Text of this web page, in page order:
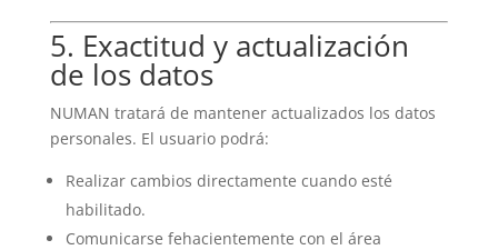
5. Exactitud y actualización
de los datos
NUMAN tratará de mantener actualizados los datos
personales. El usuario podrá:
Realizar cambios directamente cuando esté
habilitado.
Comunicarse fehacientemente con el área